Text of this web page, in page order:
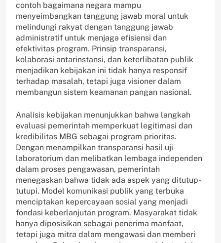
contoh bagaimana negara mampu
menyeimbangkan tanggung jawab moral untuk
melindungi rakyat dengan tanggung jawab
administratif untuk menjaga efisiensi dan
efektivitas program. Prinsip transparansi,
kolaborasi antarinstansi, dan keterlibatan publik
menjadikan kebijakan ini tidak hanya responsif
terhadap masalah, tetapi juga visioner dalam
membangun sistem keamanan pangan nasional.
Analisis kebijakan menunjukkan bahwa langkah
evaluasi pemerintah memperkuat legitimasi dan
kredibilitas MBG sebagai program prioritas.
Dengan menampilkan transparansi hasil uji
laboratorium dan melibatkan lembaga independen
dalam proses pengawasan, pemerintah
menegaskan bahwa tidak ada aspek yang ditutup-
tutupi. Model komunikasi publik yang terbuka
menciptakan kepercayaan sosial yang menjadi
fondasi keberlanjutan program. Masyarakat tidak
hanya diposisikan sebagai penerima manfaat,
tetapi juga mitra dalam mengawasi dan memberi